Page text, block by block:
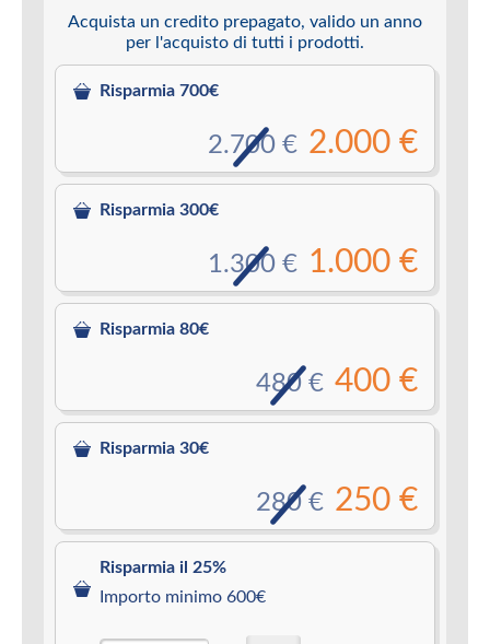
Acquista un credito prepagato, valido un anno
per l'acquisto di tutti i prodotti.
Risparmia 700€
2.000 €
2.700 €
Risparmia 300€
1.000 €
1.300 €
Risparmia 80€
400 €
480 €
Risparmia 30€
250 €
280 €
Risparmia il 25%
Importo minimo 600€